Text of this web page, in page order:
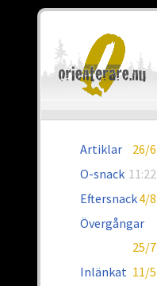
Artiklar
26/6
O-snack 11:22
Eftersnack4/8
Övergångar
25/7
Inlänkat 11/5